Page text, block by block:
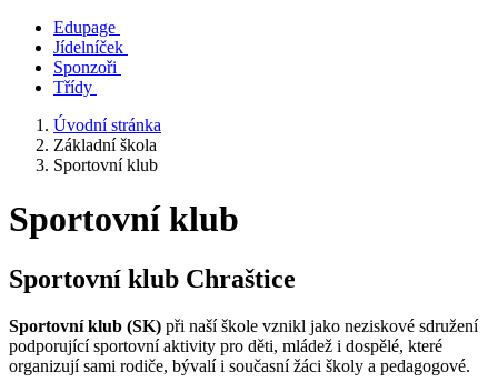
Edupage
Jídelníček
Sponzoři
Třídy
Úvodní stránka
Základní škola
Sportovní klub
Sportovní klub
Sportovní klub Chraštice
Sportovní klub (SK) při naší škole vznikl jako neziskové sdružení
podporující sportovní aktivity pro děti, mládež i dospělé, které
organizují sami rodiče, bývalí i současní žáci školy a pedagogové.